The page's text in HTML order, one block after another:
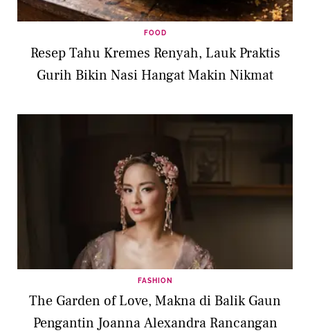
FOOD
Resep Tahu Kremes Renyah, Lauk Praktis
Gurih Bikin Nasi Hangat Makin Nikmat
FASHION
The Garden of Love, Makna di Balik Gaun
Pengantin Joanna Alexandra Rancangan